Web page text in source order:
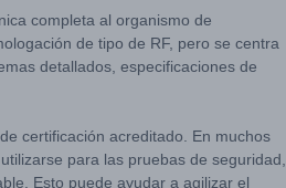
completa al organismo de
de tipo de RF, pero se centra
detallados, especificaciones de
certificación acreditado. En muchos
para las pruebas de seguridad,
Esto puede ayudar a agilizar el